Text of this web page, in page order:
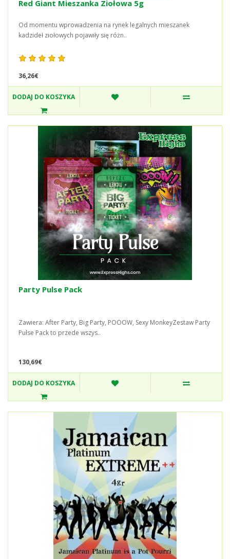
Red Giant Mieszanka Ziołowa 5g
Od momentu wprowadzenia na rynek legalnych mieszanek
kadzideł ziołowych pojawiły się różn..
36,26€
DODAJ DO KOSZYKA
Party Pulse Pack
Zawiera: After Party, Big Party, POOOW, Sexy MonkeyZestaw Party
Pulse Pack to przede wszys..
130,69€
DODAJ DO KOSZYKA